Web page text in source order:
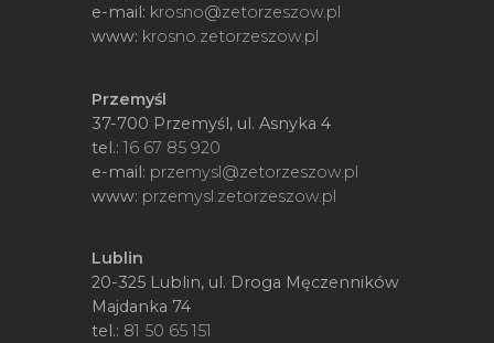
e-mail: krosno@zetorzeszow.pl
www: krosno.zetorzeszow.pl
Przemyśl
37-700 Przemyśl, ul. Asnyka 4
tel.:16 67 85 920
e-mail: przemysl@zetorzeszow.pl
www: przemysl.zetorzeszow.pl
Lublin
20-325 Lublin, ul. Droga Męczenników
Majdanka 74
tel.: 81 50 65 151